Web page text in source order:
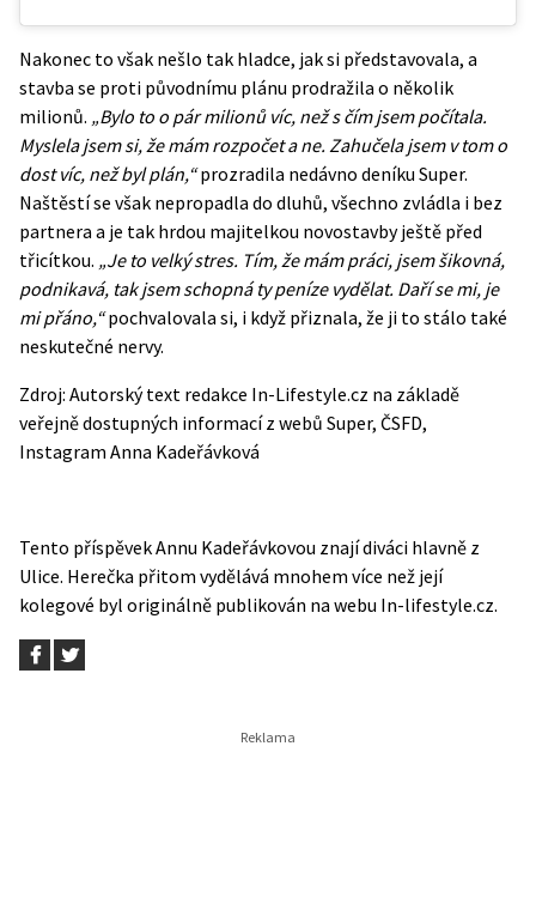
Nakonec to však nešlo tak hladce, jak si představovala, a
stavba se proti původnímu plánu prodražila o několik
milionů. „Bylo to o pár milionů víc, než s čím jsem počítala.
Myslela jsem si, že mám rozpočet a ne. Zahučela jsem v tom o
dost víc, než byl plán,“prozradila nedávno deníku Super.
Naštěstí se však nepropadla do dluhů, všechno zvládla i bez
partnera a je tak hrdou majitelkou novostavby ještě před
třicítkou. „Je to velký stres. Tím, že mám práci, jsem šikovná,
podnikavá, tak jsem schopná ty peníze vydělat. Daří se mi, je
mi přáno,“pochvalovala si, i když přiznala, že ji to stálo také
neskutečné nervy.
Zdroj: Autorský text redakce In-Lifestyle.cz na základě
veřejně dostupných informací z webů Super, ČSFD,
Instagram Anna Kadeřávková
Tento příspěvekAnnu Kadeřávkovou znají diváci hlavně z
Ulice. Herečka přitom vydělává mnohem více než její
kolegové byl originálně publikován na webu In-lifestyle.cz.